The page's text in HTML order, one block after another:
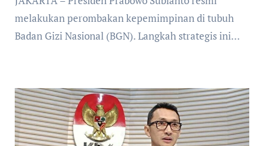
melakukan perombakan kepemimpinan di tubuh
Badan Gizi Nasional (BGN). Langkah strategis ini…